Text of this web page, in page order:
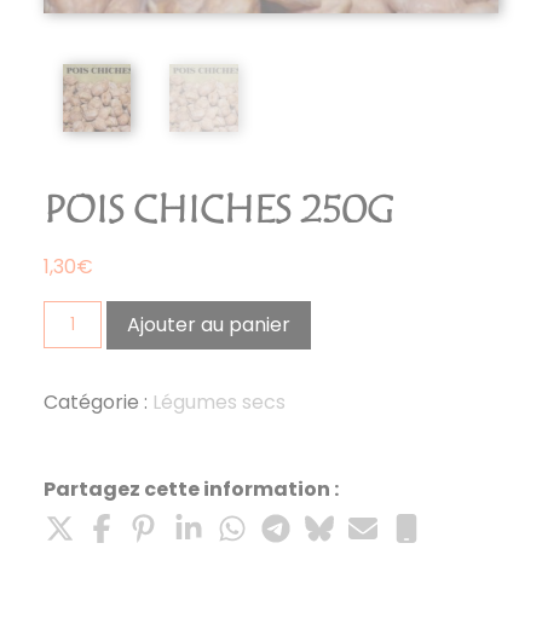
POIS CHICHES 250G
1,30€
quantité
de
chiches
Ajouter au panier
Catégorie : Légumes secs
Partagez cette information :